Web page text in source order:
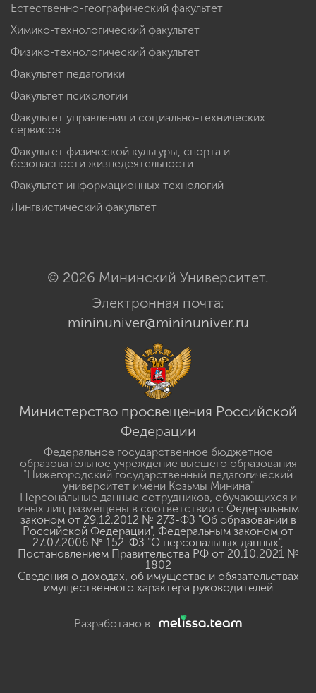
Естественно-географический факультет
Химико-технологический факультет
Физико-технологический факультет
Факультет педагогики
Факультет психологии
Факультет управления и социально-технических
сервисов
Факультет физической культуры, спорта и
безопасности жизнедеятельности
Факультет информационных технологий
Лингвистический факультет
© 2026 Мининский Университет.
Электронная почта:
mininuniver@mininuniver.ru
Министерство просвещения Российской
Федерации
Федеральное государственное бюджетное
образовательное учреждение высшего образования
"Нижегородский государственный педагогический
университет имени Козьмы Минина"
Персональные данные сотрудников, обучающихся и
иных лиц размещены в соответствии с Федеральным
законом от 29.12.2012 № 273-ФЗ "Об образовании в
Российской Федерации", Федеральным законом от
27.07.2006 № 152-ФЗ "О персональных данных",
Постановлением Правительства РФ от 20.10.2021 №
1802
Сведения о доходах, об имуществе и обязательствах
имущественного характера руководителей
Разработано в